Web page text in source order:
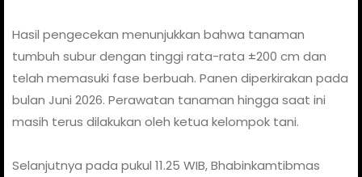
Hasil pengecekan menunjukkan bahwa tanaman
tumbuh subur dengan tinggi rata-rata ±200 cm dan
telah memasuki fase berbuah. Panen diperkirakan pada
bulan Juni 2026. Perawatan tanaman hingga saat ini
masih terus dilakukan oleh ketua kelompok tani.
Selanjutnya pada pukul 11.25 WIB, Bhabinkamtibmas